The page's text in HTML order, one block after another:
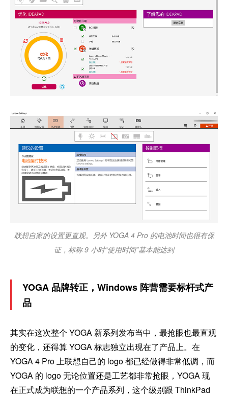
联想自家的设置更直观。另外 YOGA 4 Pro 的电池时间也很有保
证，标称 9 小时“使用时间”基本能达到
YOGA 品牌转正，Windows 阵营需要标杆式产
品
其实在这次整个 YOGA 新系列发布当中，最抢眼也最直观
的变化，还得算 YOGA 标志独立出现在了产品上。在
YOGA 4 Pro 上联想自己的 logo 都已经做得非常低调，而
YOGA 的 logo 无论位置还是工艺都非常抢眼，YOGA 现
在正式成为联想的一个产品系列，这个级别跟 ThinkPad